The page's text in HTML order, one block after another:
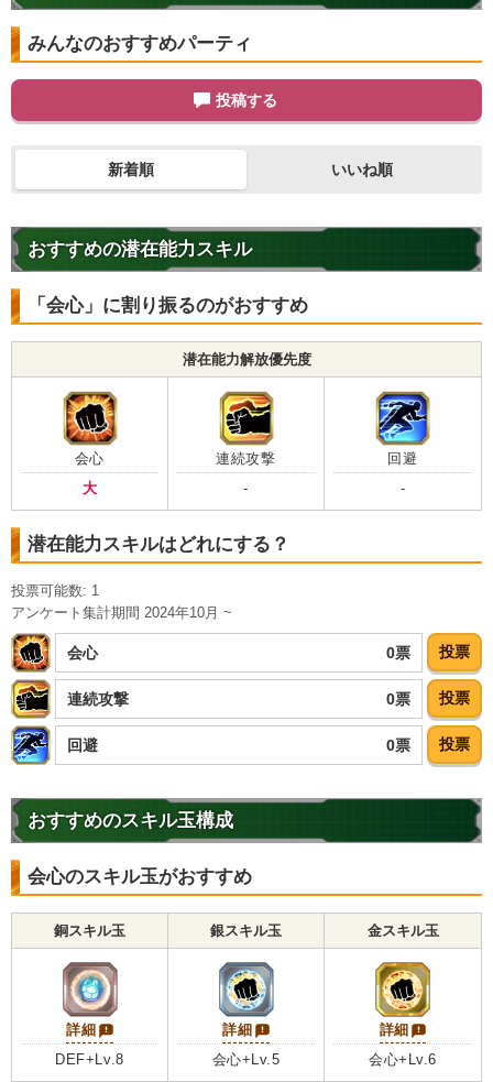
みんなのおすすめパーティ
投稿する
新着順 いいね順
おすすめの潜在能力スキル
「会心」に割り振るのがおすすめ
潜在能力解放優先度
会心
大
連続攻撃
-
回避
-
潜在能力スキルはどれにする？
投票可能数: 1
アンケート集計期間 2024年10月 ~
会心 0票 投票
連続攻撃 0票 投票
回避 0票 投票
おすすめのスキル玉構成
会心のスキル玉がおすすめ
銅スキル玉 銀スキル玉 金スキル玉
詳細
DEF+Lv.8
詳細
会心+Lv.5
詳細
会心+Lv.6